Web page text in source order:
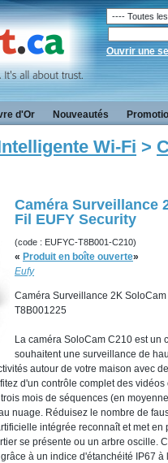
Ouvrir une
d'Or Nouveautés
Wi-Fi >
Caméra Surveillance
Fil EUFY Security
(code : EUFYC-T8B001-C210)
« Produit en boîte ouverte»
Eufy
Caméra Surveillance 2K
T8B001225
La caméra SoloCam C210 est un
souhaitent une surveillance de
autour de votre maison avec
d'un contrôle complet des
mois de séquences (en
nuage. Réduisez le nombre de
intégrée reconnaît et met
se présente ou un arbre oscille.
à un indice d'étanchéité IP67